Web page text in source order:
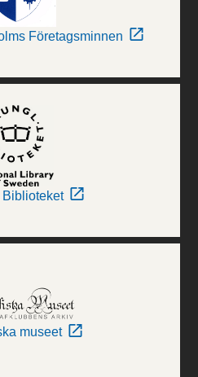
Företagsminnen
museet